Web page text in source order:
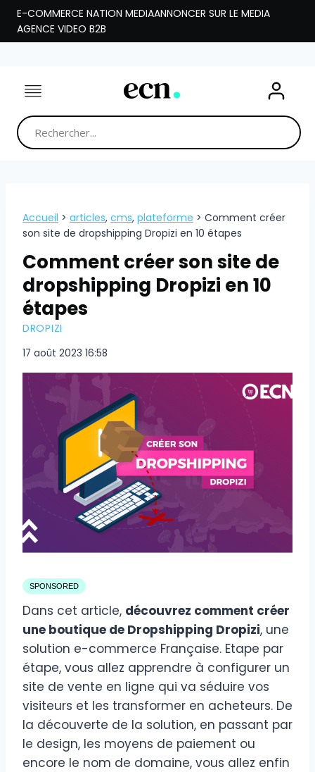
Aller
contenu
E-COMMERCE NATION MEDIAANNONCER SUR LE MEDIA
AGENCE VIDEO B2B
Accueil > articles, cms, plateforme > Comment créer
son site de dropshipping Dropizi en 10 étapes
Comment créer son site de
dropshipping Dropizi en 10
étapes
DROPIZI
17 août 2023 16:58
SPONSORED
Dans cet article, découvrez comment créer
une boutique de Dropshipping Dropizi, une
solution e-commerce Française. Etape par
étape, vous allez apprendre à configurer un
site de vente en ligne qui va séduire vos
visiteurs et les transformer en acheteurs. De
la découverte de la solution, en passant par
le design, les moyens de paiement ou
encore le nom de domaine, vous allez enfin